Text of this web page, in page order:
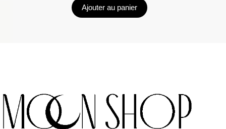
Ajouter au panier